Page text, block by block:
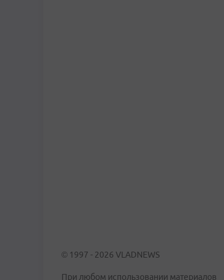
© 1997 - 2026 VLADNEWS
При любом использовании материалов